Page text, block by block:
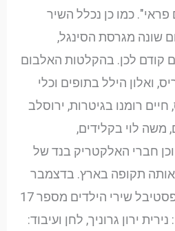
פראי". כמו כן נכלל השיר
שונה מגרסת הסינגל,
קודם לכן. בהקלטות האלבום
ואלון הילל בתופים וכלי
רומנו בגיטרות, ירוסלב
משה לוי בקלידים,
וכן חברי האלקטריק בנד של
תקופה בארץ. בדצמבר
אותה שנה השתתפה בפסטיבל שירי הילדים מספר 17
ירון גרוניך, לחן ועיבוד: